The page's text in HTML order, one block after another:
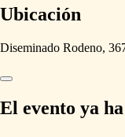
Ubicación
Diseminado Rodeno,
El evento ya